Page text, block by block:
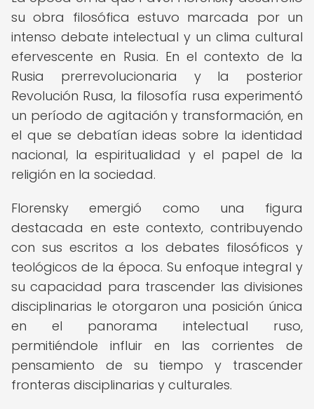
su obra filosófica estuvo marcada por un
intenso debate intelectual y un clima cultural
efervescente en Rusia. En el contexto de la
Rusia prerrevolucionaria y la posterior
Revolución Rusa, la filosofía rusa experimentó
un período de agitación y transformación, en
el que se debatían ideas sobre la identidad
nacional, la espiritualidad y el papel de la
religión en la sociedad.
Florensky emergió como una figura
destacada en este contexto, contribuyendo
con sus escritos a los debates filosóficos y
teológicos de la época. Su enfoque integral y
su capacidad para trascender las divisiones
disciplinarias le otorgaron una posición única
en el panorama intelectual ruso,
permitiéndole influir en las corrientes de
pensamiento de su tiempo y trascender
fronteras disciplinarias y culturales.